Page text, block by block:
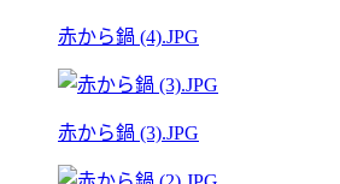
赤から鍋 (4).JPG
赤から鍋 (3).JPG